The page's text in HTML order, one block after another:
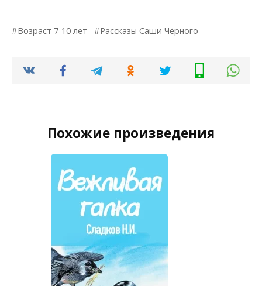
Возраст 7-10 лет Рассказы Саши Чёрного
Похожие произведения